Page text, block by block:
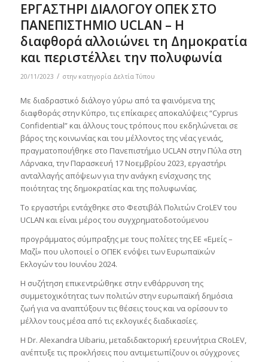
ΕΡΓΑΣΤΗΡΙ ΔΙΑΛΟΓΟΥ ΟΠΕΚ ΣΤΟ
ΠΑΝΕΠΙΣΤΗΜΙΟ UCLAN – H
διαφθορά αλλοιώνει τη Δημοκρατία
και περιστέλλει την πολυφωνία
20/11/2023 / στην κατηγορία Δελτία Τύπου
Με διαδραστικό διάλογο γύρω από τα φαινόμενα της
διαφθοράς στην Κύπρο, τις επίκαιρες αποκαλύψεις “Cyprus
Confidential” και άλλους τους τρόπους που εκδηλώνεται σε
βάρος της κοινωνίας και του μέλλοντος της νέας γενιάς,
πραγματοποιήθηκε στο Πανεπιστήμιο UCLAN στην Πύλα στη
Λάρνακα, την Παρασκευή 17 Νοεμβρίου 2023, εργαστήρι
ανταλλαγής απόψεων για την ανάγκη ενίσχυσης της
ποιότητας της δημοκρατίας και της πολυφωνίας.
Το εργαστήρι εντάχθηκε στο Φεστιβάλ Πολιτών CroLEV του
UCLAN και είναι μέρος του συγχρηματοδοτούμενου
προγράμματος σύμπραξης με τους πολίτες της ΕΕ «Εμείς –
Μαζί» που υλοποιεί ο ΟΠΕΚ ενόψει των Ευρωπαϊκών
Εκλογών του Ιουνίου 2024.
Η συζήτηση επικεντρώθηκε στην ενθάρρυνση της
συμμετοχικότητας των πολιτών στην ευρωπαϊκή δημόσια
ζωή για να αναπτύξουν τις θέσεις τους και να ορίσουν το
μέλλον τους μέσα από τις εκλογικές διαδικασίες.
Η Dr. Alexandra Uibariu, μεταδιδακτορική ερευνήτρια CRoLEV,
ανέπτυξε τις προκλήσεις που αντιμετωπίζουν οι σύγχρονες